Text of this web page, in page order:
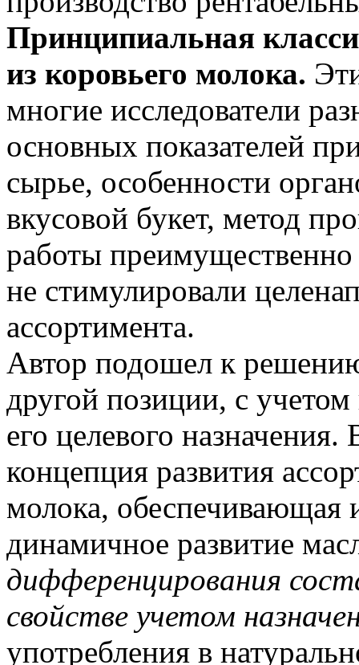
Принципиальная
из коровьего молока.
многие исследователи
основных показателей
сырье, особенности
вкусовой букет, метод
работы
не стимулировали
ассортимента.
Автор подошел к
другой позиции, с учетом
его целевого
концепция развития
молока, обеспечивающая
динамичное развитие
дифференцирования
свойстве учетом
употребления в